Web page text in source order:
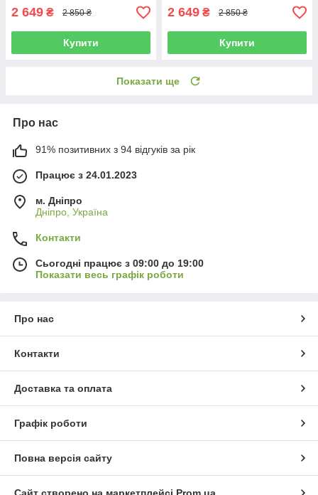
2 649 ₴ 2 850 ₴
Купити
2 649 ₴ 2 850 ₴
Купити
Показати ще
Про нас
91% позитивних з 94 відгуків за рік
Працює з 24.01.2023
м. Дніпро
Дніпро, Україна
Контакти
Сьогодні працює з 09:00 до 19:00
Показати весь графік роботи
Про нас
Контакти
Доставка та оплата
Графік роботи
Повна версія сайту